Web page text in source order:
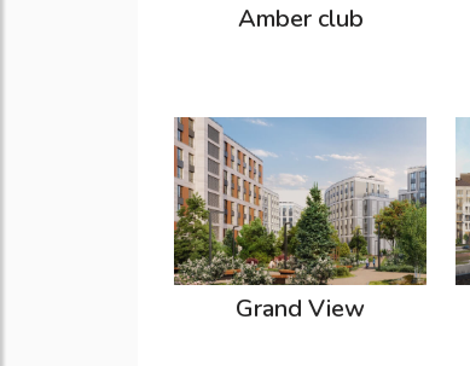
Amber club
Grand View